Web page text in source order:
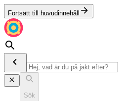
Fortsätt till huvudinnehåll
Sök